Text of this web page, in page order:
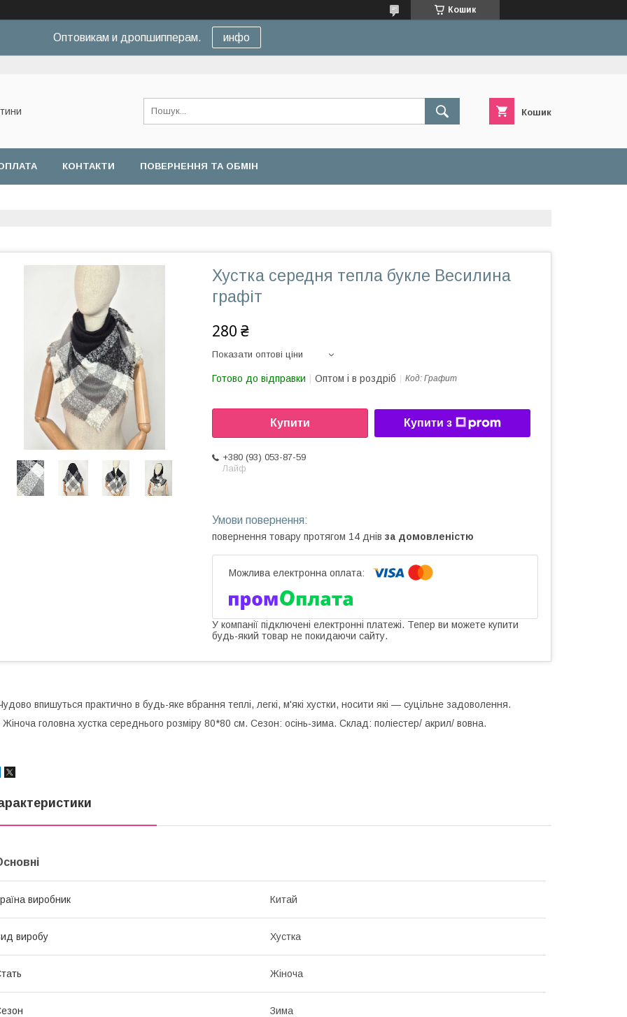
Кошик
Оптовикам и дропшипперам. инфо
Кошик
КОНТАКТИ ПОВЕРНЕННЯ ТА ОБМІН
Хустка середня тепла букле Весилина
графіт
280 ₴
Показати оптові ціни
Готово до відправки Оптом і в роздріб Код: Графит
Купити Купити з
+380 (93) 053-87-59
Лайф
повернення товару протягом 14 днів за домовленістю
У компанії підключені електронні платежі. Тепер ви можете купити
будь-який товар не покидаючи сайту.
впишуться практично в будь-яке вбрання теплі, легкі, м'які хустки, носити які — суцільне задоволення.
Жіноча головна хустка середнього розміру 80*80 см. Сезон: осінь-зима. Склад: поліестер/ акрил/ вовна.
виробник Китай
виробу Хустка
Жіноча
Зима